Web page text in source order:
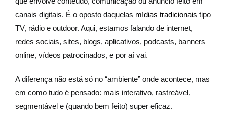
canais digitais. É o oposto daquelas mídias tradicionais tipo
TV, rádio e outdoor. Aqui, estamos falando de internet,
redes sociais, sites, blogs, aplicativos, podcasts, banners
online, vídeos patrocinados, e por aí vai.
A diferença não está só no “ambiente” onde acontece, mas
em como tudo é pensado: mais interativo, rastreável,
segmentável e (quando bem feito) super eficaz.